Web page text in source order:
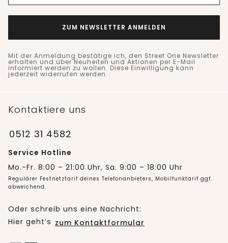
ZUM NEWSLETTER ANMELDEN
Mit der Anmeldung bestätige ich, den Street One Newsletter
erhalten und über Neuheiten und Aktionen per E-Mail
informiert werden zu wollen. Diese Einwilligung kann
jederzeit widerrufen werden.
Kontaktiere uns
0512 31 4582
Service Hotline
Mo.-Fr. 8:00 – 21:00 Uhr, Sa. 9:00 – 18:00 Uhr
Regulärer Festnetztarif deines Telefonanbieters, Mobilfunktarif ggf.
abweichend.
Oder schreib uns eine Nachricht:
Hier geht’s zum Kontaktformular